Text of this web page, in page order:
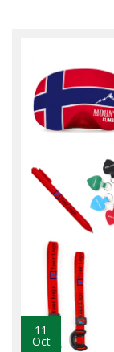
11
Oct